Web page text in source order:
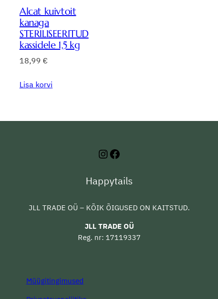
Alcat kuivtoit
kanaga
STERILISEERITUD
kassidele 1,5 kg
18,99 €
Lisa korvi
Instagram
Facebook
Happytails
JLL TRADE OÜ – KÕIK ÕIGUSED ON KAITSTUD.
JLL TRADE OÜ
Reg. nr: 17119337
Müügitingimused